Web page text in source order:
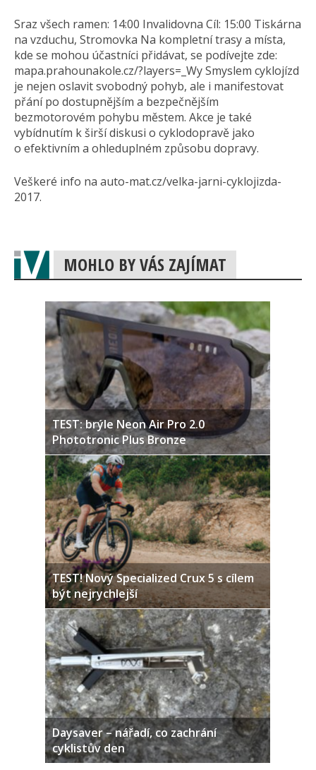
Sraz všech ramen: 14:00 Invalidovna Cíl: 15:00 Tiskárna
na vzduchu, Stromovka Na kompletní trasy a místa,
kde se mohou účastníci přidávat, se podívejte zde:
mapa.prahouna­kole.cz/?layer­s=_Wy Smyslem cyklojízd
je nejen oslavit svobodný pohyb, ale i manifestovat
přání po dostupnějším a bezpečnějším
bezmotorovém pohybu městem. Akce je také
vybídnutím k širší diskusi o cyklodopravě jako
o efektivním a ohleduplném způsobu dopravy.
Veškeré info na auto-mat.cz/velka-jarni-cyklojizda-
2017.
MOHLO BY VÁS ZAJÍMAT
TEST: brýle Neon Air Pro 2.0
Phototronic Plus Bronze
TEST! Nový Specialized Crux 5 s cílem
být nejrychlejší
Daysaver – nářadí, co zachrání
cyklistův den